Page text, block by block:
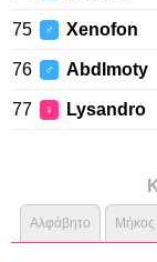
75 ♂ Xenofon
76 ♂ Abdlmoty
77 ♀ Lysandro
Αλφάβητο Μήκος